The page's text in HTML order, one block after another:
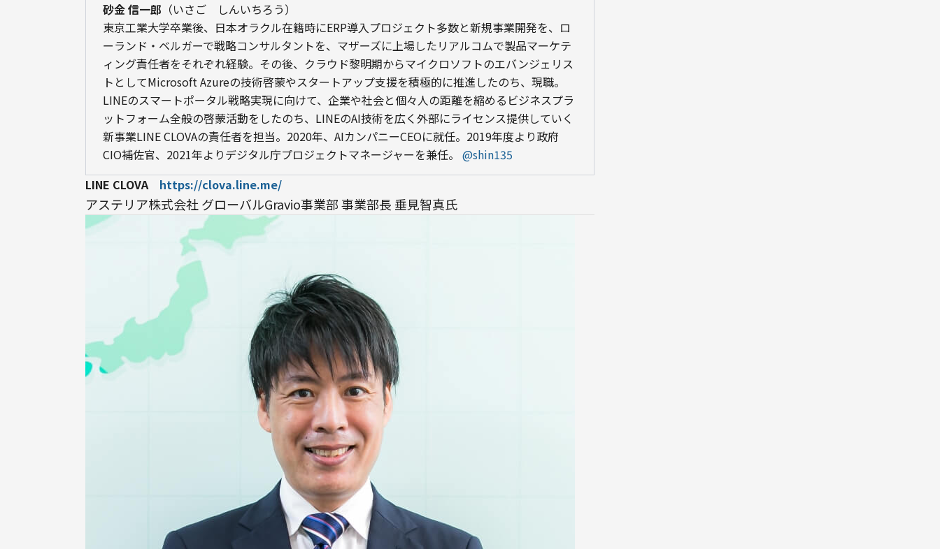
砂金 信一郎 （いさご　しんいちろう）
東京工業大学卒業後、日本オラクル在籍時にERP導入プロジェクト多数と新規事業開発を、ロ
ーランド・ベルガーで戦略コンサルタントを、マザーズに上場したリアルコムで製品マーケテ
ィング責任者をそれぞれ経験。その後、クラウド黎明期からマイクロソフトのエバンジェリス
トとしてMicrosoft Azureの技術啓蒙やスタートアップ支援を積極的に推進したのち、現職。
LINEのスマートポータル戦略実現に向けて、企業や社会と個々人の距離を縮めるビジネスプラ
ットフォーム全般の啓蒙活動をしたのち、LINEのAI技術を広く外部にライセンス提供していく
新事業LINE CLOVAの責任者を担当。2020年、AIカンパニーCEOに就任。2019年度より政府
CIO補佐官、2021年よりデジタル庁プロジェクトマネージャーを兼任。 @shin135
LINE CLOVA https://clova.line.me/
アステリア株式会社 グローバルGravio事業部 事業部長 垂見智真氏